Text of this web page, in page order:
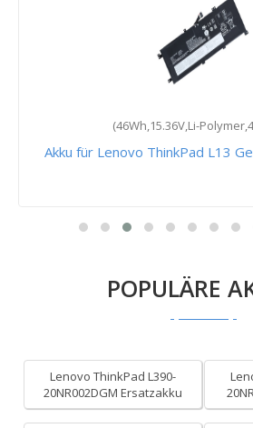
(46Wh,15.36V,Li-
Akku für Lenovo ThinkPad L13
POPULÄRE
Lenovo ThinkPad L390-
20NR002DGM Ersatzakku